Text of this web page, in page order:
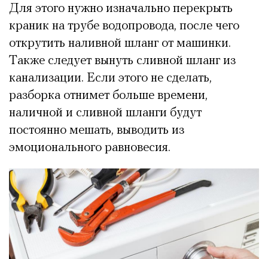
Для этого нужно изначально перекрыть
краник на трубе водопровода, после чего
открутить наливной шланг от машинки.
Также следует вынуть сливной шланг из
канализации. Если этого не сделать,
разборка отнимет больше времени,
наличной и сливной шланги будут
постоянно мешать, выводить из
эмоционального равновесия.